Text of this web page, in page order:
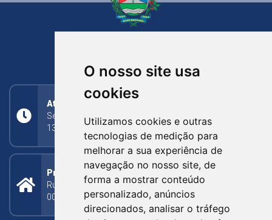
O nosso site usa
cookies
Utilizamos cookies e outras
tecnologias de medição para
melhorar a sua experiência de
navegação no nosso site, de
forma a mostrar conteúdo
personalizado, anúncios
direcionados, analisar o tráfego
Atendimento
Segunda a Sexta: 8h às 11h30min (manhã);
13h30min às 17h (tarde)
Prefeitura Municipal
Rua Silva Jardim, 505 - Bairro Centro - CEP: 95340-
000